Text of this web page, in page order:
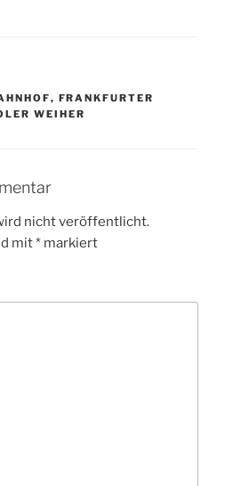
, FRANKFURTER
WEIHER
nicht veröffentlicht.
mit* markiert